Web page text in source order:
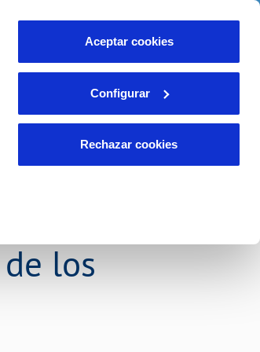
Aceptar cookies
Configurar
Rechazar cookies
INCIDENCIAS
Comunica anomalías o posibles
un
formación
los